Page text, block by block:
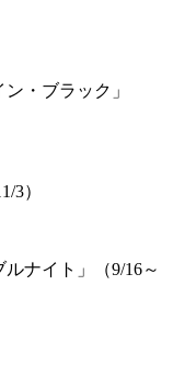
・ブラック」
3）
ナイト」（9/16～